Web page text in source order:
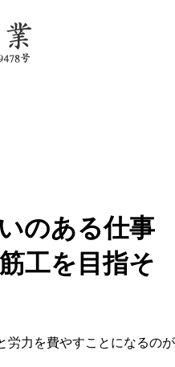
のある仕事
工を目指そ
労力を費やすことになるのが